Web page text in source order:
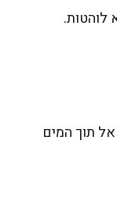
לוהטות.
אל תוך המים